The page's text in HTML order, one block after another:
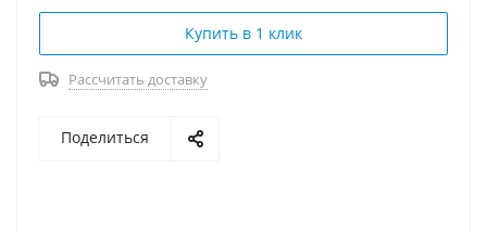
Купить в 1 клик
Рассчитать доставку
Поделиться